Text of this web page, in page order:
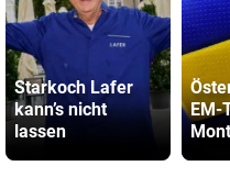
Starkoch Lafer
kann’s nicht
lassen
EM-